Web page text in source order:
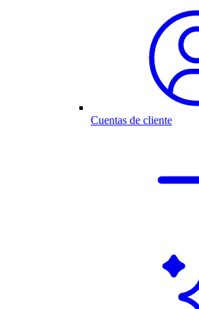
Cuentas de cliente